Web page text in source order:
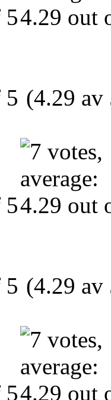
(4.29 av
(4.29 av